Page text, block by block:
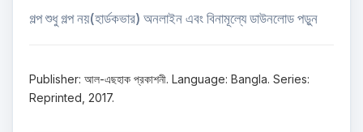
গল্প শুধু গল্প নয়(হার্ডকভার) অনলাইন এবং বিনামূল্যে ডাউনলোড পড়ুন
Publisher: আল-এছহাক প্রকাশনী. Language: Bangla. Series:
Reprinted, 2017.